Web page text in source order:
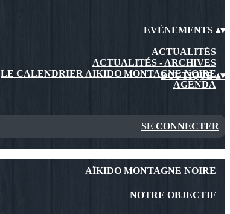
EVÈNEMENTS ▴▾
ACTUALITÉS
ACTUALITÉS - ARCHIVES
LE CALENDRIER AIKIDO MONTAGNE NOIRE
AGENDA
BOUTIQUE▴▾
SE CONNECTER
AÏKIDO MONTAGNE NOIRE
NOTRE OBJECTIF